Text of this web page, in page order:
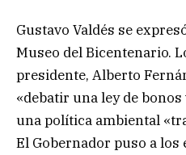
Gustavo Valdés se
Museo del Bicentenario.
presidente, Alberto
«debatir una ley de
una política ambiental
El Gobernador puso a los